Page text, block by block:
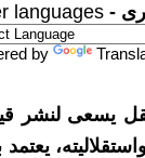
-
languages
by
لنشر قيم